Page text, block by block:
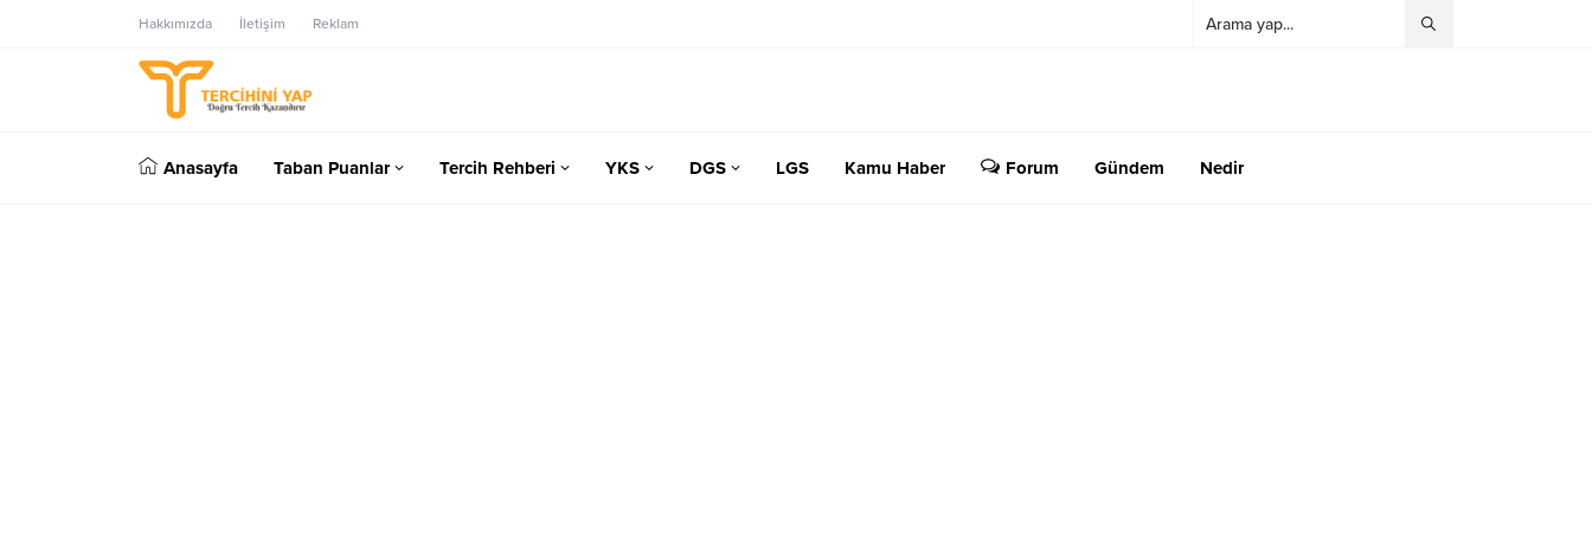
Hakkımızda İletişim Reklam
Anasayfa Taban Puanlar Tercih Rehberi YKS DGS LGS Kamu Haber Forum Gündem Nedir